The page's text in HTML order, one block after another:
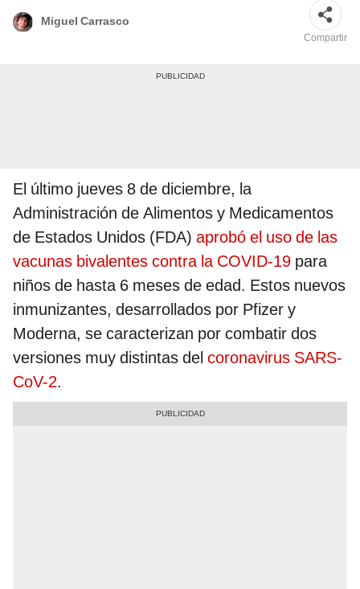
Miguel Carrasco
Compartir
El último jueves 8 de diciembre, la
Administración de Alimentos y Medicamentos
de Estados Unidos (FDA) aprobó el uso de las
vacunas bivalentes contra la COVID-19 para
niños de hasta 6 meses de edad. Estos nuevos
inmunizantes, desarrollados por Pfizer y
Moderna, se caracterizan por combatir dos
versiones muy distintas del coronavirus SARS-
CoV-2.